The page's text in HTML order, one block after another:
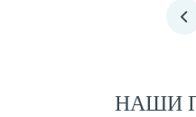
НАШИ